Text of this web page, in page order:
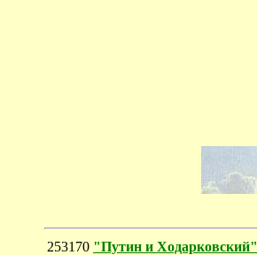
253170 "Путин и Ходарковский"